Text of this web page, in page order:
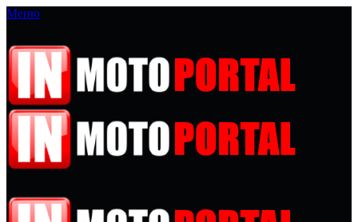
Меню